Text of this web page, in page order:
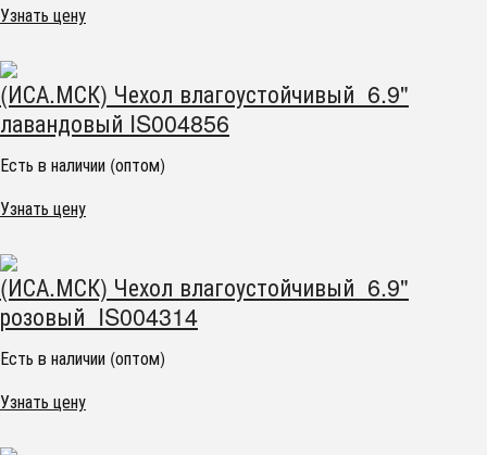
Узнать цену
(ИСА.МСК) Чехол влагоустойчивый 6.9"
лавандовый IS004856
Есть в наличии (оптом)
Узнать цену
(ИСА.МСК) Чехол влагоустойчивый 6.9"
розовый IS004314
Есть в наличии (оптом)
Узнать цену